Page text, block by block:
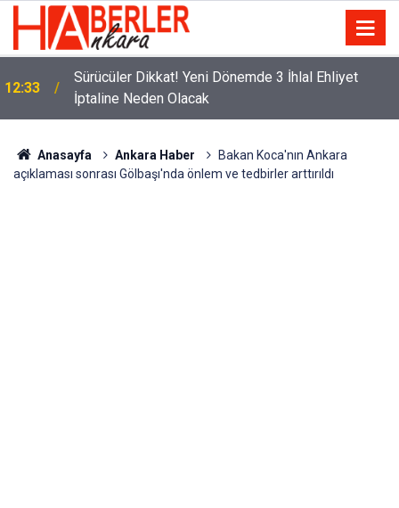
12:33
Sürücüler Dikkat! Yeni Dönemde 3 İhlal Ehliyet
İptaline Neden Olacak
Anasayfa Ankara Haber
Bakan Koca'nın Ankara
açıklaması sonrası Gölbaşı'nda önlem ve tedbirler arttırıldı